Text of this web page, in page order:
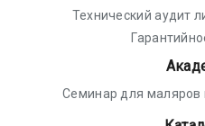
Технический аудит
Семинар для маляров